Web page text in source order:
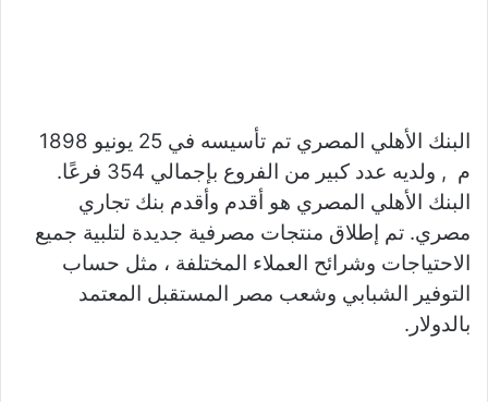
البنك الأهلي المصري تم تأسيسه في 25 يونيو 1898
م , ولديه عدد كبير من الفروع بإجمالي 354 فرعًا.
البنك الأهلي المصري هو أقدم وأقدم بنك تجاري
مصري. تم إطلاق منتجات مصرفية جديدة لتلبية جميع
الاحتياجات وشرائح العملاء المختلفة ، مثل حساب
التوفير الشبابي وشعب مصر المستقبل المعتمد
بالدولار.